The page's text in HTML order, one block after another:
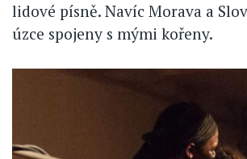
lidové písně. Navíc Morava a
úzce spojeny s mými kořeny.